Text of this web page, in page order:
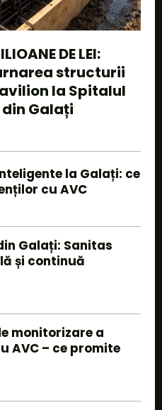
DE LEI:
structurii
la Spitalul
Galați
la Galați: ce
cu AVC
Galați: Sanitas
și continuă
monitorizare a
AVC – ce promite